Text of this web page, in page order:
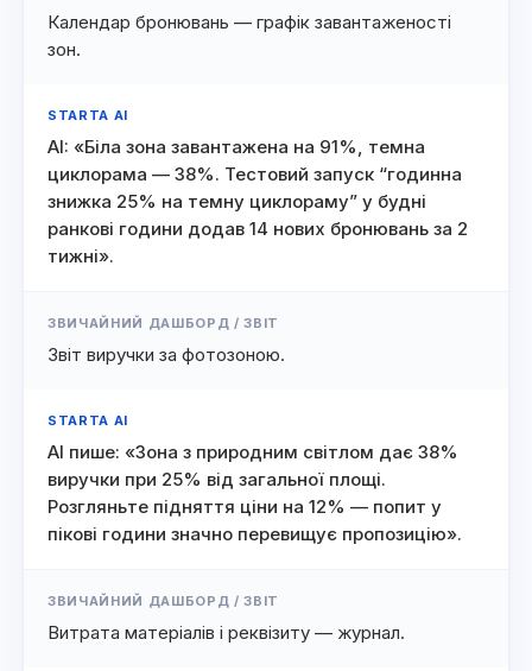
Календар бронювань — графік завантаженості
зон.
STARTA AI
AI: «Біла зона завантажена на 91%, темна
циклорама — 38%. Тестовий запуск “годинна
знижка 25% на темну циклораму” у будні
ранкові години додав 14 нових бронювань за 2
тижні».
ЗВИЧАЙНИЙ ДАШБОРД / ЗВІТ
Звіт виручки за фотозоною.
STARTA AI
AI пише: «Зона з природним світлом дає 38%
виручки при 25% від загальної площі.
Розгляньте підняття ціни на 12% — попит у
пікові години значно перевищує пропозицію».
ЗВИЧАЙНИЙ ДАШБОРД / ЗВІТ
Витрата матеріалів і реквізиту — журнал.